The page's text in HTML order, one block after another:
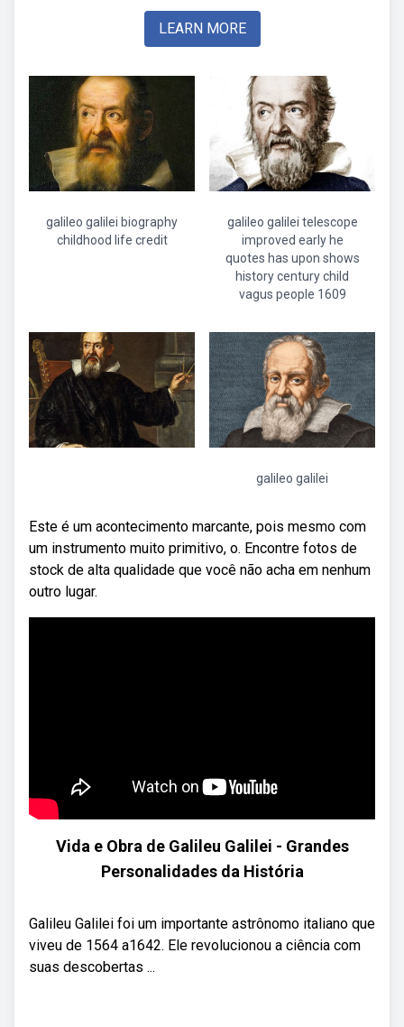
LEARN MORE
galileo galilei biography
childhood life credit
galileo galilei telescope
improved early he
quotes has upon shows
history century child
vagus people 1609
galileo galilei
Este é um acontecimento marcante, pois mesmo com
um instrumento muito primitivo, o. Encontre fotos de
stock de alta qualidade que você não acha em nenhum
outro lugar.
Vida e Obra de Galileu Galilei - Grandes
Personalidades da História
Galileu Galilei foi um importante astrônomo italiano que
viveu de 1564 a1642. Ele revolucionou a ciência com
suas descobertas ...